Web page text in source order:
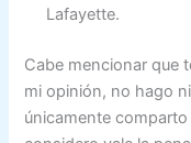
Lafayette.
Cabe mencionar que
mi opinión, no hago
únicamente